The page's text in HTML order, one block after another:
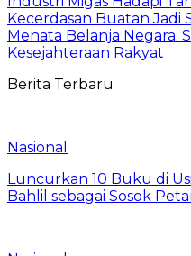
Kecerdasan Buatan Jadi
Menata Belanja Negara:
Kesejahteraan Rakyat
Berita Terbaru
Nasional
Luncurkan 10 Buku di
Bahlil sebagai Sosok